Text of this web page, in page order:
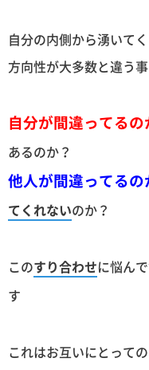
自分の内側から湧いて
方向性が大多数と違う
自分が間違ってるの
あるのか？
他人が間違ってるの
てくれないのか？
このすり合わせに悩んで
す
これはお互いにとっての